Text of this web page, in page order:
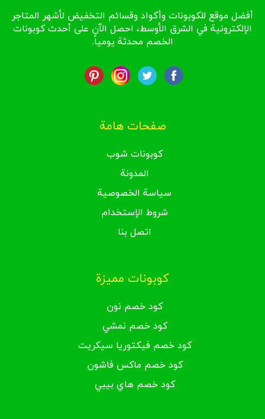
أفضل موقع للكوبونات وأكواد وقسائم التخفيض لأشهر المتاجر
الإلكترونية في الشرق الأوسط، احصل الآن على أحدث كوبونات
الخصم محدثة يومياً.
صفحات هامة
كوبونات شوب
المدونة
سياسة الخصوصية
شروط الإستخدام
اتصل بنا
كوبونات مميزة
كود خصم نون
كود خصم نمشي
كود خصم فيكتوريا سيكريت
كود خصم ماكس فاشون
كود خصم هاي بيبي